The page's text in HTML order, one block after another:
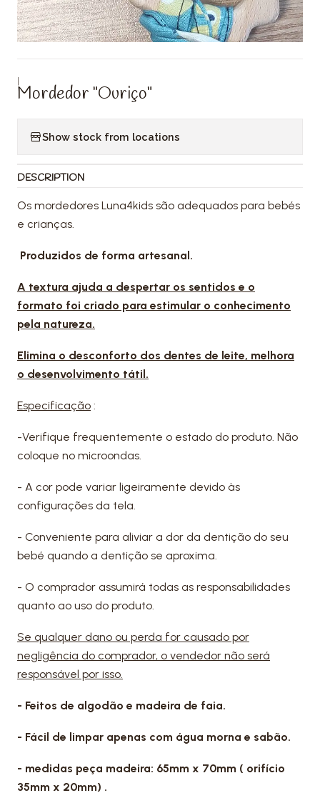
|
Mordedor "Ouriço"
Show stock from locations
DESCRIPTION
Os mordedores Luna4kids são adequados para bebés
e crianças.
Produzidos de forma artesanal.
A textura ajuda a despertar os sentidos e o
formato foi criado para estimular o conhecimento
pela natureza.
Elimina o desconforto dos dentes de leite, melhora
o desenvolvimento tátil.
Especificação :
-Verifique frequentemente o estado do produto. Não
coloque no microondas.
- A cor pode variar ligeiramente devido às
configurações da tela.
- Conveniente para aliviar a dor da dentição do seu
bebé quando a dentição se aproxima.
- O comprador assumirá todas as responsabilidades
quanto ao uso do produto.
Se qualquer dano ou perda for causado por
negligência do comprador, o vendedor não será
responsável por isso.
- Feitos de algodão e madeira de faia.
- Fácil de limpar apenas com água morna e sabão.
- medidas peça madeira: 65mm x 70mm ( orifício
35mm x 20mm) .